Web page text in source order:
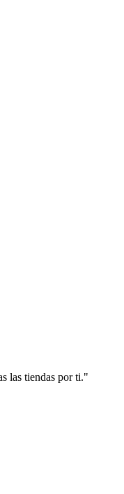
las tiendas por ti."